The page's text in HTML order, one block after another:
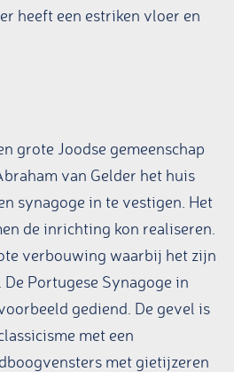
heeft een estriken vloer en
grote Joodse gemeenschap
van Gelder het huis
synagoge in te vestigen. Het
de inrichting kon realiseren.
verbouwing waarbij het zijn
Portugese Synagoge in
gediend. De gevel is
met een
met gietijzeren